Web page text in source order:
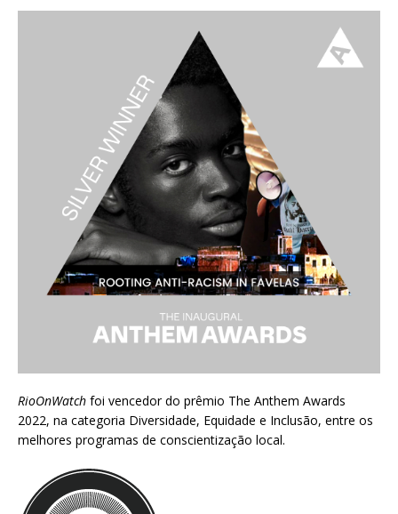
RioOnWatch foi vencedor do prêmio The Anthem Awards
2022, na categoria Diversidade, Equidade e Inclusão, entre os
melhores programas de conscientização local.